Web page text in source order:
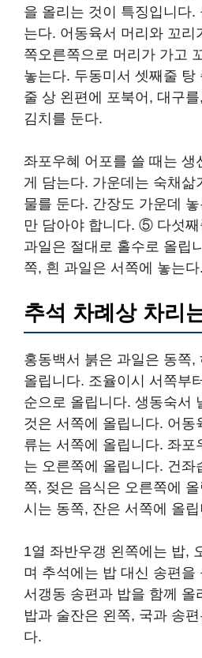
을 올리는 것이 특징입니다.
는다. 어동육서 머리와 꼬리
쪽오른쪽으로 머리가 가고
놓는다. 두동미서 셋째줄 탕
줄 상 왼편에 포북어, 대구
김치를 둔다.
좌포우혜 어포를 쓸 때는 생
게 담는다. 가운데는 숙채삶
물를 둔다. 간장도 가운데 놓
만 담아야 합니다. ⑤ 다섯
과일은 절대로 홀수로 올립
쪽, 흰 과일은 서쪽에 놓는다.
추석 차례상 차리
홍동백서 붉은 과일은 동쪽,
올립니다. 조율이시 서쪽부
순으로 올립니다. 생동숙서
것은 서쪽에 올립니다. 어동
류는 서쪽에 올립니다. 좌포
는 오른쪽에 올립니다. 건좌
쪽, 젖은 음식은 오른쪽에
시는 동쪽, 잔은 서쪽에 올
1열 좌반우갱 왼쪽에는 밥,
며 추석에는 밥 대신 송편을
서갱동 송편과 밥을 함께 올
밥과 술잔은 왼쪽, 국과 송
다.